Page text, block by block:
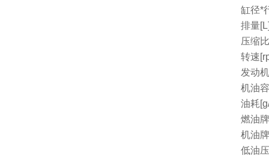
缸径*
排量
压缩比
转速
发动
机油
油耗
燃油
机油
低油